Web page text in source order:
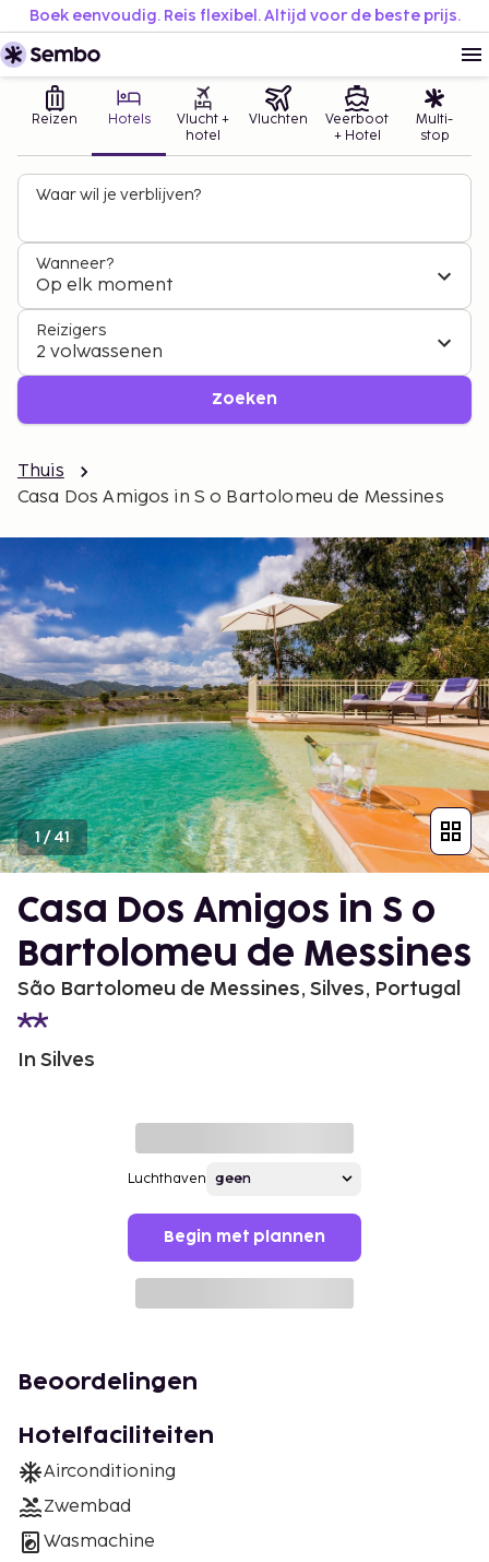
Boek eenvoudig. Reis flexibel. Altijd voor de beste prijs.
Reizen Hotels
Vlucht +
hotel
Vluchten
Veerboot
+ Hotel
Multi-
stop
Waar wil je verblijven?
Wanneer?
Op elk moment
Reizigers
2 volwassenen
Zoeken
Thuis
Casa Dos Amigos in S o Bartolomeu de Messines
1/41
Casa Dos Amigos in S o
Bartolomeu de Messines
São Bartolomeu de Messines, Silves, Portugal
In Silves
Luchthaven
Begin met plannen
Beoordelingen
Hotelfaciliteiten
Airconditioning
Zwembad
Wasmachine